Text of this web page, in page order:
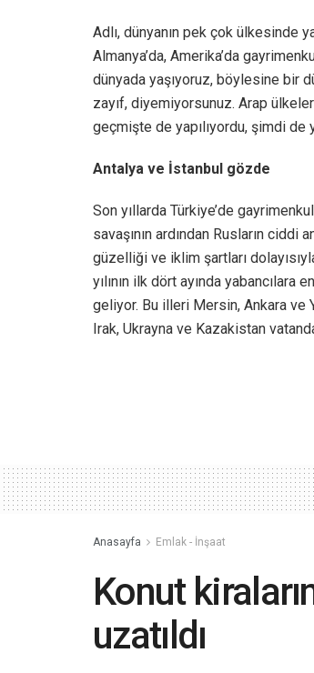
Adlı, dünyanın pek çok ülkesinde
Almanya’da, Amerika’da
dünyada yaşıyoruz, böylesine bir
zayıf, diyemiyorsunuz. Arap
geçmişte de yapılıyordu, şimdi de
Antalya ve İstanbul gözde
Son yıllarda Türkiye’de
savaşının ardından Rusların
güzelliği ve iklim şartları
yılının ilk dört ayında yabancılara
geliyor. Bu illeri Mersin, Ankara ve
Irak, Ukrayna ve Kazakistan
Anasayfa Emlak - İnşaat
Konut
uzatıldı